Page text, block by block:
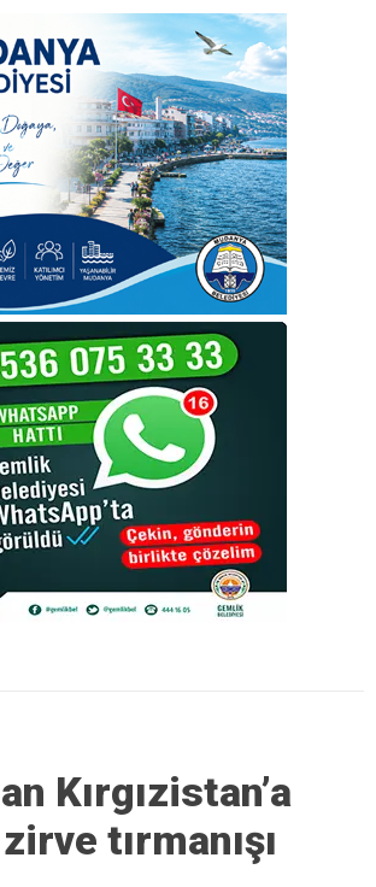
Kırgızistan’a
tırmanışı